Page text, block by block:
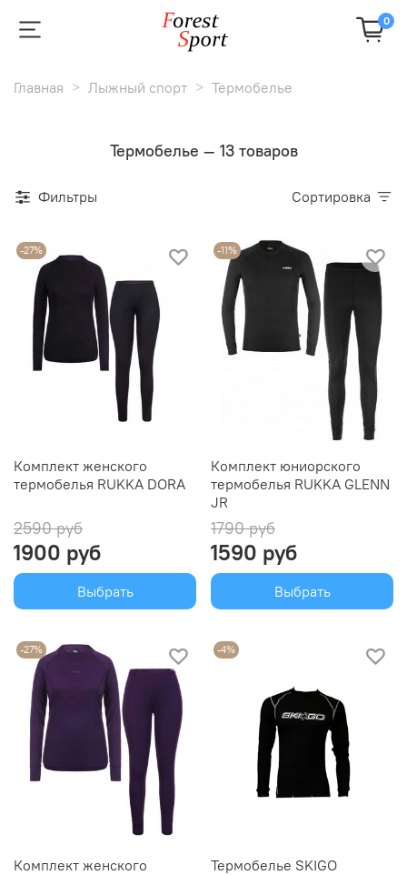
0
Главная Лыжный спорт Термобелье
Термобелье — 13 товаров
Фильтры Сортировка
-27%
Комплект женского
термобелья RUKKA DORA
2590 руб
1900 руб
Выбрать
-11%
Комплект юниорского
термобелья RUKKA GLENN
JR
1790 руб
1590 руб
Выбрать
-27%
Комплект женского
-4%
Термобелье SKIGO